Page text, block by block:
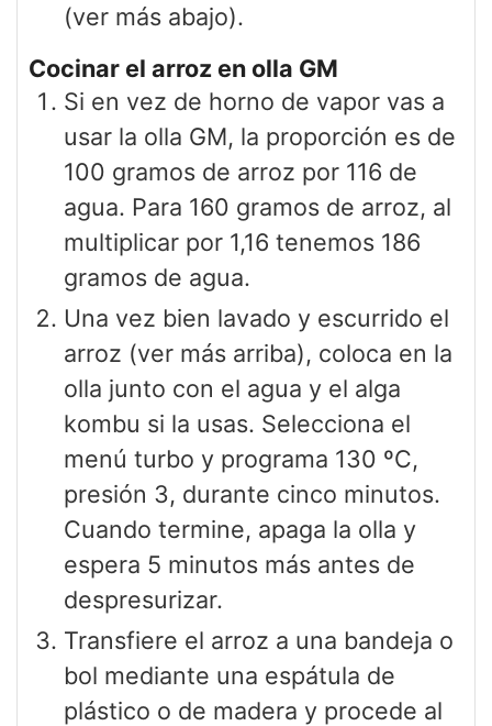
(ver más abajo).
Cocinar el arroz en olla GM
Si en vez de horno de vapor vas a
usar la olla GM, la proporción es de
100 gramos de arroz por 116 de
agua. Para 160 gramos de arroz, al
multiplicar por 1,16 tenemos 186
gramos de agua.
Una vez bien lavado y escurrido el
arroz (ver más arriba), coloca en la
olla junto con el agua y el alga
kombu si la usas. Selecciona el
menú turbo y programa 130 ºC,
presión 3, durante cinco minutos.
Cuando termine, apaga la olla y
espera 5 minutos más antes de
despresurizar.
Transfiere el arroz a una bandeja o
bol mediante una espátula de
plástico o de madera y procede al